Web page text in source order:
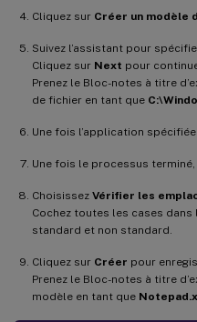
Cliquez sur Créer un modèle
Suivez l’assistant pour
Cliquez sur Next pour
Prenez le Bloc-notes à titre
de fichier en tant que
Une fois l’application
Une fois le processus
Choisissez Vérifier les
Cochez toutes les cases
standard et non standard.
Cliquez sur Créer pour
Prenez le Bloc-notes à titre
modèle en tant que